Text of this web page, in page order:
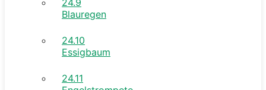
Blauregen
24.10
Essigbaum
24.11